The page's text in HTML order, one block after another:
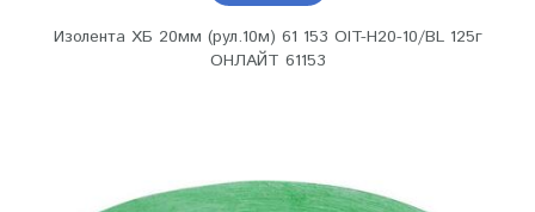
Изолента ХБ 20мм (рул.10м) 61 153 OIT-H20-10/BL 125г
ОНЛАЙТ 61153